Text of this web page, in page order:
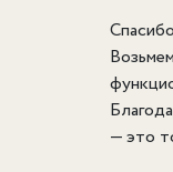
— это